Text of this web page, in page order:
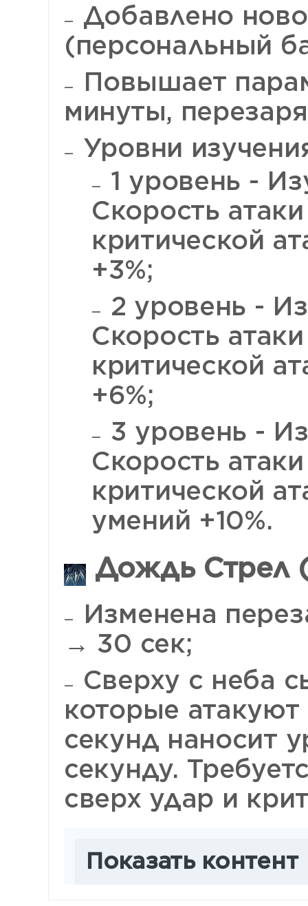
Добавлено
(персональный
Повышает
минуты,
Уровни
1 уровень -
Скорость
критической
+3%;
2 уровень -
Скорость
критической
+6%;
3 уровень -
Скорость
критической
умений +10%.
Дождь Стрел
Изменена
→ 30 сек;
Сверху с неба
которые атакуют
секунд наносит
секунду.
сверх удар и
Показать контент